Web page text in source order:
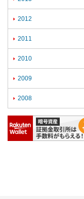
 2012
 2011
 2010
 2009
 2008